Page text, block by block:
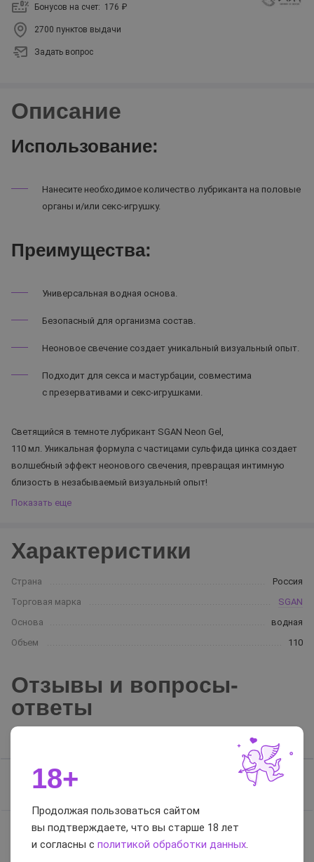
Бонусов на счет: 176 ₽
2700 пунктов выдачи
Задать вопрос
Описание
Использование:
Нанесите необходимое количество лубриканта на половые
органы и/или секс-игрушку.
Преимущества:
Универсальная водная основа.
Безопасный для организма состав.
Неоновое свечение создает уникальный визуальный опыт.
Подходит для секса и мастурбации, совместима
с презервативами и секс-игрушками.
Светящийся в темноте лубрикант SGAN Neon Gel,
110 мл. Уникальная формула с частицами сульфида цинка создает
волшебный эффект неонового свечения, превращая интимную
близость в незабываемый визуальный опыт!
Показать еще
Характеристики
Страна
Россия
Торговая марка
SGAN
Основа
водная
Объем
110
Отзывы и вопросы-
ответы
Отзывов нет, будьте первым
0 / 5
18+
Продолжая пользоваться сайтом
вы подтверждаете, что вы старше 18 лет
и согласны с политикой обработки данных.